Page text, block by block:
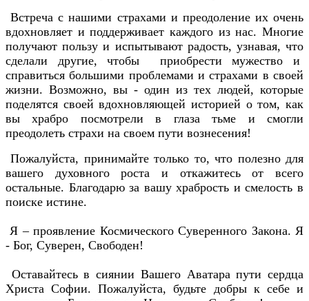
Встреча с нашими страхами и преодоление их очень
вдохновляет и поддерживает каждого из нас. Многие
получают пользу и испытывают радость, узнавая, что
сделали другие, чтобы приобрести мужество и
справиться большими проблемами и страхами в своей
жизни. Возможно, вы - один из тех людей, которые
поделятся своей вдохновляющей историей о том, как
вы храбро посмотрели в глаза тьме и смогли
преодолеть страхи на своем пути вознесения!
Пожалуйста, принимайте только то, что полезно для
вашего духовного роста и откажитесь от всего
остальные. Благодарю за вашу храбрость и смелость в
поиске истине.
Я – проявление Космического Суверенного Закона. Я
- Бог, Суверен, Свободен!
Оставайтесь в сиянии Вашего Аватара пути сердца
Христа Софии. Пожалуйста, будьте добры к себе и